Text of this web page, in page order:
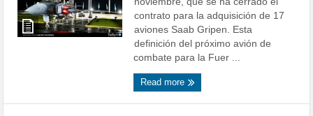
contrato para la adquisición de 17
aviones Saab Gripen. Esta
definición del próximo avión de
combate para la Fuer ...
Read more